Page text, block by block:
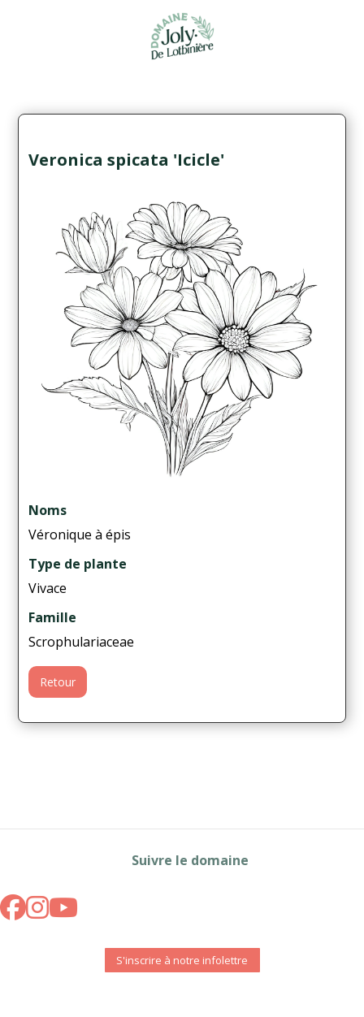
Veronica spicata 'Icicle'
Noms
Véronique à épis
Type de plante
Vivace
Famille
Scrophulariaceae
Retour
Suivre le domaine
S'inscrire à notre infolettre